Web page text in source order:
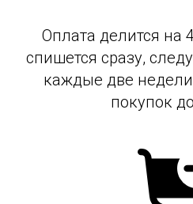
Оплата делится на
спишется сразу,
каждые две
покупок